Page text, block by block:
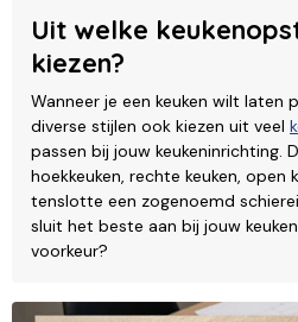
Uit welke
kiezen?
Wanneer je een keuken wilt laten
diverse stijlen ook kiezen uit veel
passen bij jouw keukeninrichting.
hoekkeuken, rechte keuken, open
tenslotte een zogenoemd
sluit het beste aan bij jouw
voorkeur?